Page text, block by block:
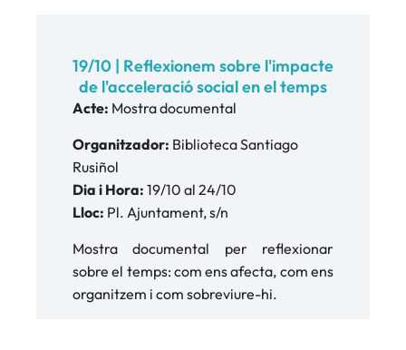
19/10 | Reflexionem sobre l'impacte
de l'acceleració social en el temps
Acte: Mostra documental
Organitzador: Biblioteca Santiago
Rusiñol
Dia i Hora: 19/10 al 24/10
Lloc: Pl. Ajuntament, s/n
Mostra documental per reflexionar
sobre el temps: com ens afecta, com ens
organitzem i com sobreviure-hi.